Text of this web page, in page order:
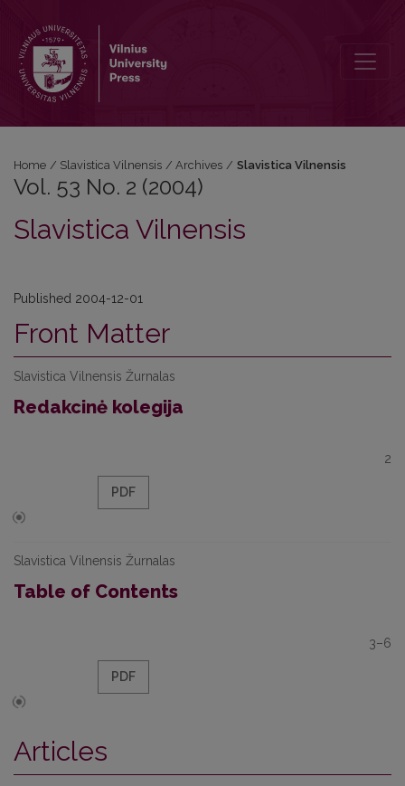
Home / Slavistica Vilnensis / Archives / Slavistica Vilnensis
Vol. 53 No. 2 (2004)
Slavistica Vilnensis
Published 2004-12-01
Front Matter
Slavistica Vilnensis Žurnalas
Redakcinė kolegija
2
PDF
Slavistica Vilnensis Žurnalas
Table of Contents
3–6
PDF
Articles